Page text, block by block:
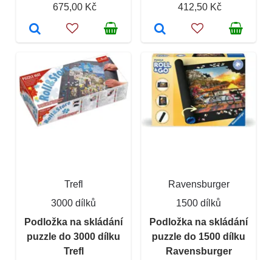
675,00 Kč 412,50 Kč
Trefl
3000 dílků
Podložka na skládání
puzzle do 3000 dílku
Trefl
Ravensburger
1500 dílků
Podložka na skládání
puzzle do 1500 dílku
Ravensburger